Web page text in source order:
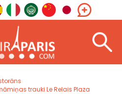
trauki Le Relais Plaza